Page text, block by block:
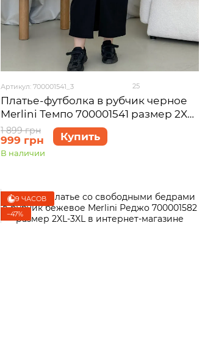
Артикул: 700001541_3 25
Платье-футболка в рубчик черное
Merlini Темпо 700001541 размер 2XL-
3XL
1 899 грн
999 грн Купить
В наличии
9 ЧАСОВ
−47%